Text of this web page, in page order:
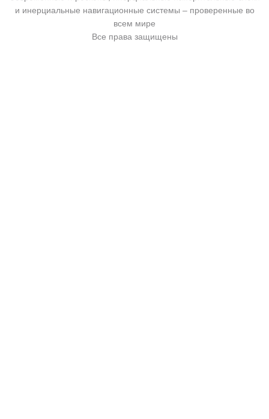
и инерциальные навигационные системы – проверенные во
всем мире
Все права защищены